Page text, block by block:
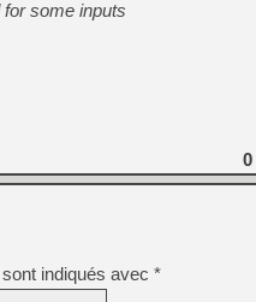
[LTF] Eté 2026 - Séquence 6
[GK] Mistfall Hunter : déjà
for some inputs
0
indiqués avec *